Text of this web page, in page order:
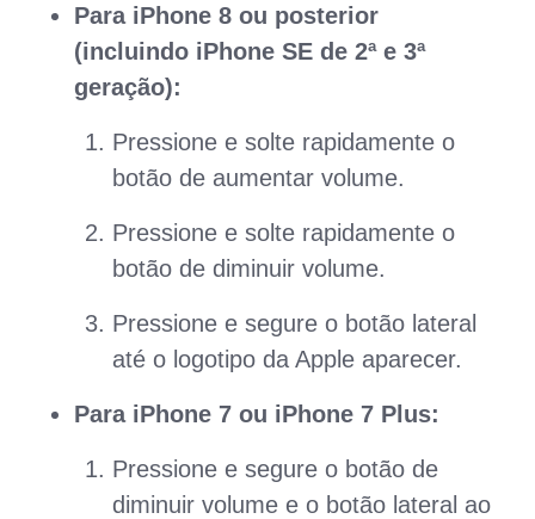
Para iPhone 8 ou posterior
(incluindo iPhone SE de 2ª e 3ª
geração):
Pressione e solte rapidamente o
botão de aumentar volume.
Pressione e solte rapidamente o
botão de diminuir volume.
Pressione e segure o botão lateral
até o logotipo da Apple aparecer.
Para iPhone 7 ou iPhone 7 Plus:
Pressione e segure o botão de
diminuir volume e o botão lateral ao